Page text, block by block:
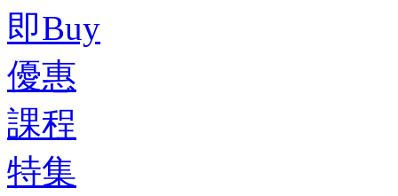
即Buy
優惠
課程
特集